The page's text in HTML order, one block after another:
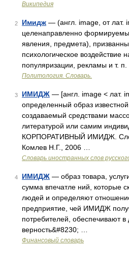
Википедия
2 Имидж — (англ. image, от лат.
целенаправленно
явления, предмета),
психологическое воздействие
популяризации, рекламы и т.
Политология. Словарь.
3 ИМИДЖ — [англ. image < лат.
определенный образ
создаваемый средствами
литературой или самим
КОРПОРАТИВНЫЙ ИМИДЖ.
Комлев Н.Г., 2006 …
Словарь иностранных слов
4 ИМИДЖ — образ товара,
сумма впечатле ний, которые
людей и определяют
предприятие, чей ИМИДЖ
потребителей, обеспечивают
верность&#8230; …
Финансовый словарь